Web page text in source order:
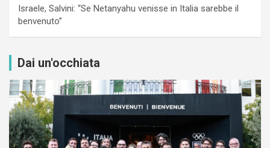
Israele, Salvini: “Se Netanyahu venisse in Italia sarebbe il
benvenuto”
Dai un'occhiata